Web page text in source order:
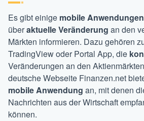
Es gibt einige mobile Anwendungen
überaktuelle Veränderung an den
Märkten informieren. Dazu gehören
TradingView oder Portal App, die
Veränderungen an den
deutsche Webseite Finanzen.net
mobile Anwendung an, mit denen
Nachrichten aus der Wirtschaft
können.